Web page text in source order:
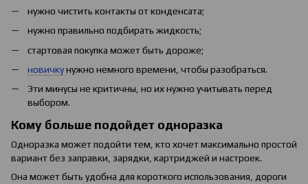
нужно чистить контакты от конденсата;
нужно правильно подбирать жидкость;
стартовая покупка может быть дороже;
новичкунужно немного времени, чтобы разобраться.
Эти минусы не критичны, но их нужно учитывать перед
выбором.
Кому больше подойдет одноразка
Одноразка может подойти тем, кто хочет максимально простой
вариант без заправки, зарядки, картриджей и настроек.
Она может быть удобна для короткого использования, дороги